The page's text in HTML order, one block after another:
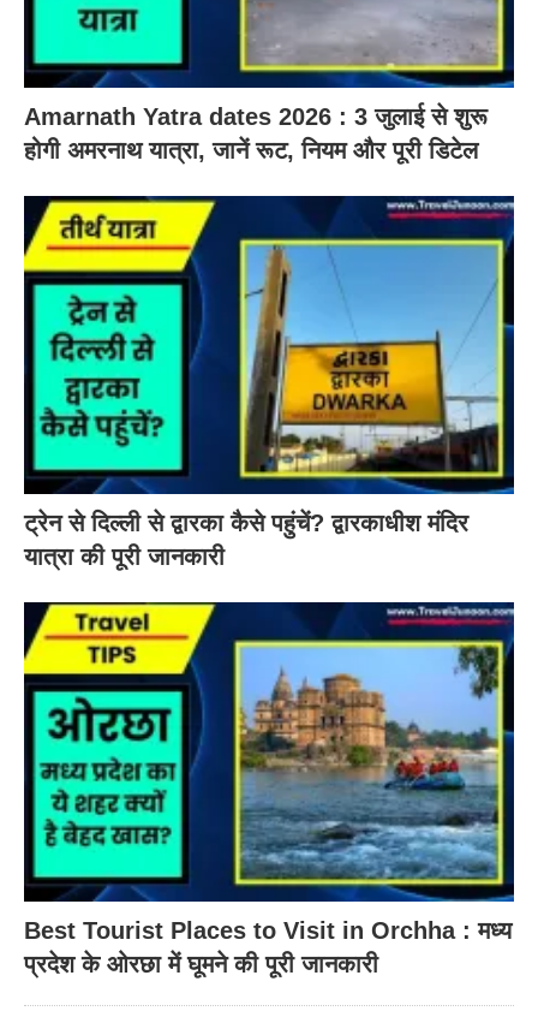
Amarnath Yatra dates 2026 : 3 जुलाई से शुरू
होगी अमरनाथ यात्रा, जानें रूट, नियम और पूरी डिटेल
ट्रेन से दिल्ली से द्वारका कैसे पहुंचें? द्वारकाधीश मंदिर
यात्रा की पूरी जानकारी
Best Tourist Places to Visit in Orchha : मध्य
प्रदेश के ओरछा में घूमने की पूरी जानकारी